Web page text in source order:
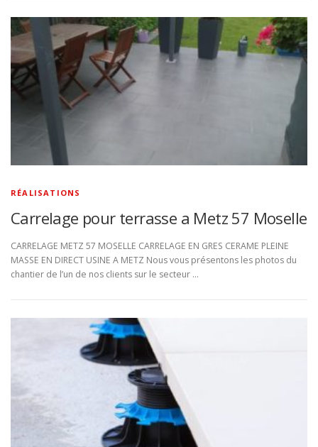
RÉALISATIONS
Carrelage pour terrasse a Metz 57 Moselle
CARRELAGE METZ 57 MOSELLE CARRELAGE EN GRES CERAME PLEINE
MASSE EN DIRECT USINE A METZ Nous vous présentons les photos du
chantier de l’un de nos clients sur le secteur …